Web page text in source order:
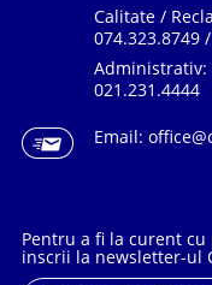
Calitate /
074.323.8749
Administrativ:
021.231.4444
Email:
Pentru a fi la curent
inscrii la newsletter-ul